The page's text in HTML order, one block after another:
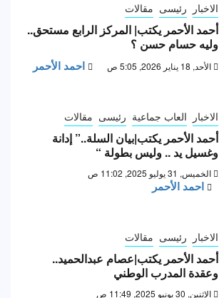
الاخبار رئيسى مقالات
أحمد الأحمر يكتب| المركز الرابع مستحق..
وليه حسام حسن ؟
الأحد, 18 يناير 2026, 5:05 ص احمد الأحمر
الاخبار العاب جماعية رئيسى مقالات
أحمد الأحمر يكتب|بيان السلة..” إدانة
وغسيل يد .. وليس بطولة “
الخميس, 31 يوليو 2025, 11:02 ص
احمد الأحمر
الاخبار رئيسى مقالات
أحمد الأحمر يكتب|عصام عبدالحميد..
وعقدة المدرب الوطني
الإثنين, 30 يونيو 2025, 11:49 ص